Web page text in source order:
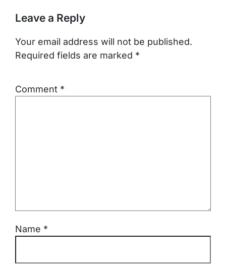
Leave a Reply
Your email address will not be published.
Required fields are marked *
Comment *
Name *